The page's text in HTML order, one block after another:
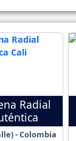
Radial
- Colombia